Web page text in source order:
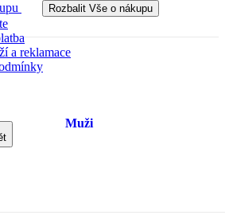
Rozbalit Vše o nákupu
a reklamace
Muži